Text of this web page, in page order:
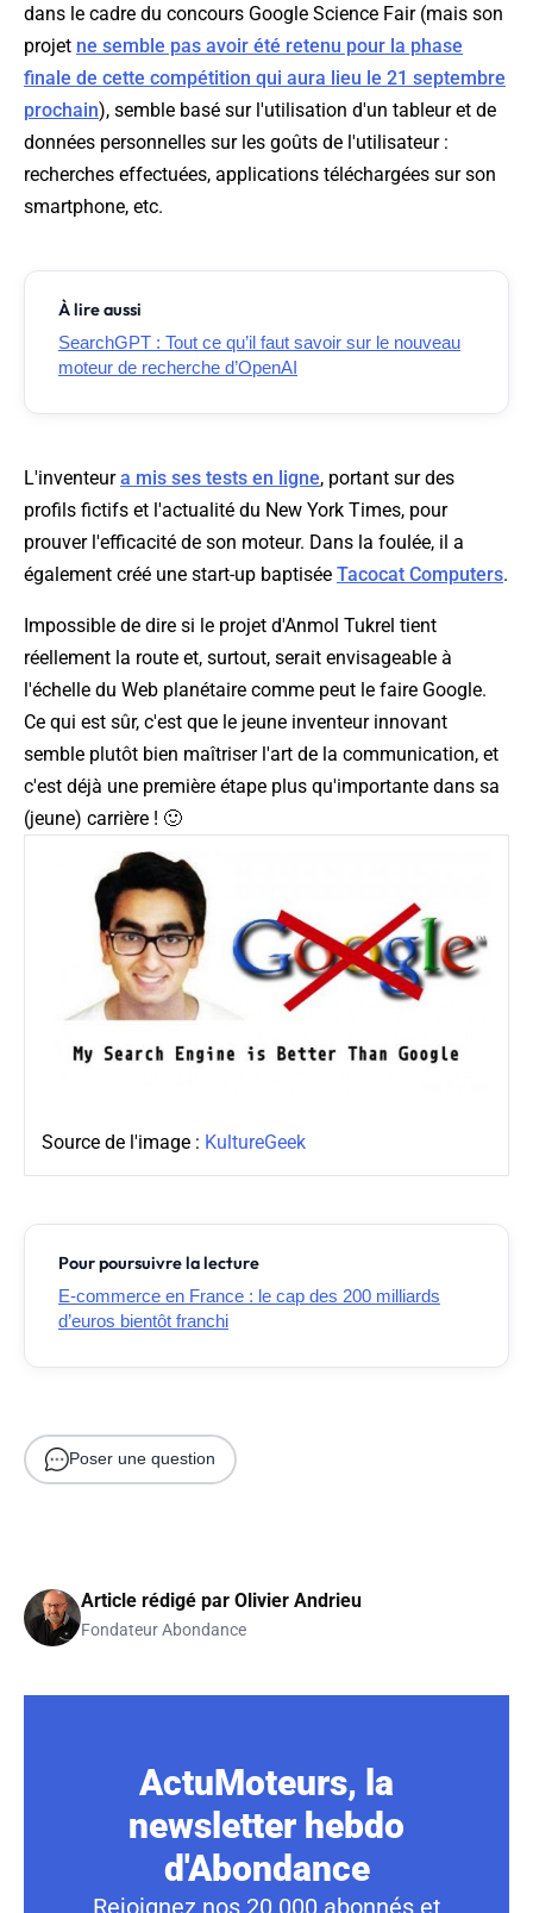
dans le cadre du concours Google Science Fair (mais son
projet ne semble pas avoir été retenu pour la phase
finale de cette compétition qui aura lieu le 21 septembre
prochain), semble basé sur l'utilisation d'un tableur et de
données personnelles sur les goûts de l'utilisateur :
recherches effectuées, applications téléchargées sur son
smartphone, etc.
À lire aussi
SearchGPT : Tout ce qu’il faut savoir sur le nouveau
moteur de recherche d’OpenAI
L'inventeura mis ses tests en ligne, portant sur des
profils fictifs et l'actualité du New York Times, pour
prouver l'efficacité de son moteur. Dans la foulée, il a
également créé une start-up baptisée Tacocat Computers.
Impossible de dire si le projet d'Anmol Tukrel tient
réellement la route et, surtout, serait envisageable à
l'échelle du Web planétaire comme peut le faire Google.
Ce qui est sûr, c'est que le jeune inventeur innovant
semble plutôt bien maîtriser l'art de la communication, et
c'est déjà une première étape plus qu'importante dans sa
(jeune) carrière ! 🙂
Source de l'image : KultureGeek
Pour poursuivre la lecture
E-commerce en France : le cap des 200 milliards
d’euros bientôt franchi
Poser une question
Article rédigé par Olivier Andrieu
Fondateur Abondance
ActuMoteurs, la
newsletter hebdo
d'Abondance
Rejoignez nos 20 000 abonnés et